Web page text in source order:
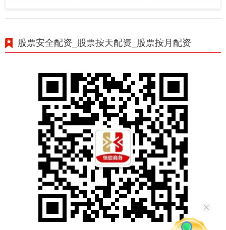
股票安全配资_股票按天配资_股票按月配资